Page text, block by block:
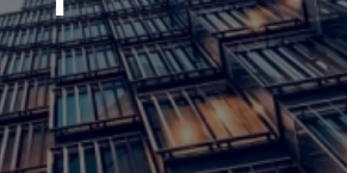
Advisory Services
restructuring
What
Responsibility
worldwide